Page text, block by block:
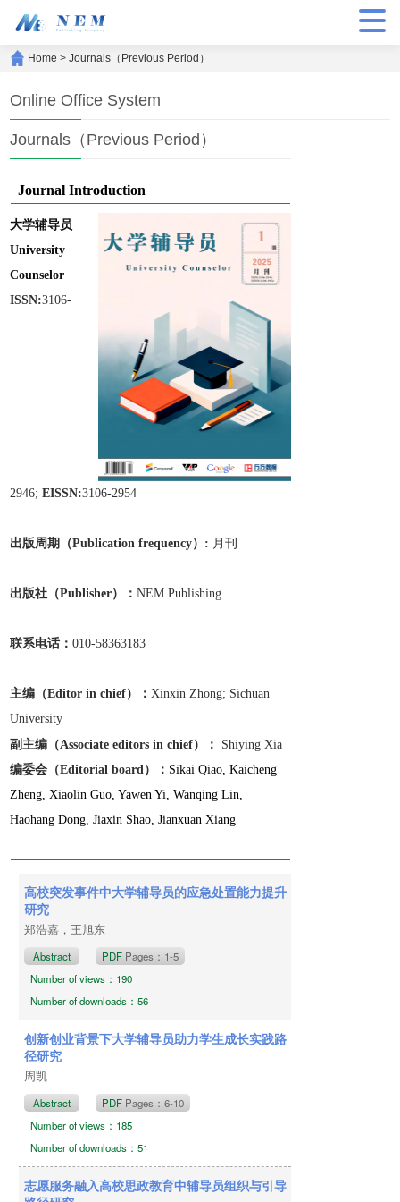
Home >Journals（Previous Period）
Online Office System
Journals（Previous Period）
Journal Introduction
大学辅导员
University
Counselor
ISSN:3106-
2946;EISSN:3106-2954
出版周期（Publication frequency）: 月刊
出版社 （Publisher）：NEM Publishing
联系电话：010-58363183
主编（Editor in chief）： Xinxin Zhong; Sichuan
University
副主编 （Associate editors in chief） ：
Shiying Xia
编委会（Editorial board）： Sikai Qiao, Kaicheng
Zheng, Xiaolin Guo, Yawen Yi, Wanqing Lin,
Haohang Dong, Jiaxin Shao, Jianxuan Xiang
2025年12月20日
高校突发事件中大学辅导员的应急处置能力提升
研究
郑浩嘉，王旭东
Abstract PDF Pages：1-5
Number of views：190
Number of downloads：56
创新创业背景下大学辅导员助力学生成长实践路
径研究
周凯
Abstract PDF Pages：6-10
Number of views：185
Number of downloads：51
志愿服务融入高校思政教育中辅导员组织与引导